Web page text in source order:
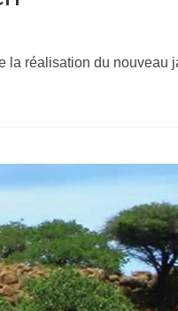
la réalisation du nouveau